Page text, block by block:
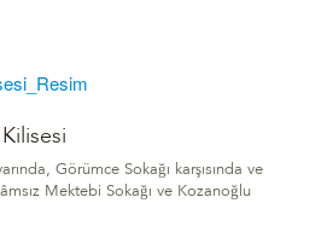
Görümce Sokağı karşısında ve
Mektebi Sokağı ve Kozanoğlu